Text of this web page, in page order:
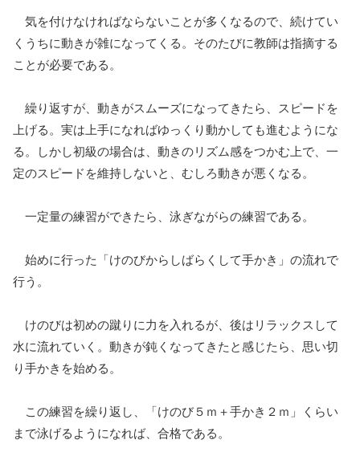
気を付けなければならないことが多くなるので、続けてい
くうちに動きが雑になってくる。そのたびに教師は指摘する
ことが必要である。
繰り返すが、動きがスムーズになってきたら、スピードを
上げる。実は上手になればゆっくり動かしても進むようにな
る。しかし初級の場合は、動きのリズム感をつかむ上で、一
定のスピードを維持しないと、むしろ動きが悪くなる。
一定量の練習ができたら、泳ぎながらの練習である。
始めに行った「けのびからしばらくして手かき」の流れで
行う。
けのびは初めの蹴りに力を入れるが、後はリラックスして
水に流れていく。動きが鈍くなってきたと感じたら、思い切
り手かきを始める。
この練習を繰り返し、「けのび５ｍ＋手かき２ｍ」くらい
まで泳げるようになれば、合格である。